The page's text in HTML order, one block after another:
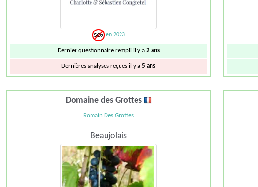
en 2023
Dernier questionnaire rempli il y a 2 ans
Dernières analyses reçues il y a 5 ans
Domaine des Grottes
Romain Des Grottes
Beaujolais